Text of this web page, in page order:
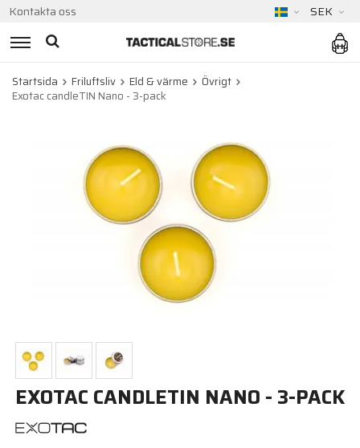
Kontakta oss SEK
Startsida Friluftsliv Eld & värme
Övrigt
Exotac candleTIN Nano - 3-pack
EXOTAC CANDLETIN NANO - 3-PACK